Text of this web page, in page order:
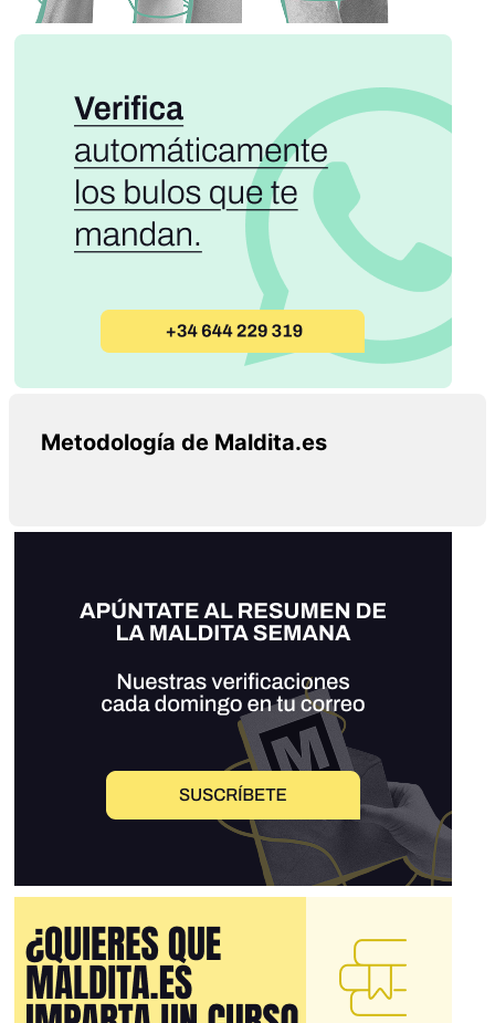
Metodología de Maldita.es